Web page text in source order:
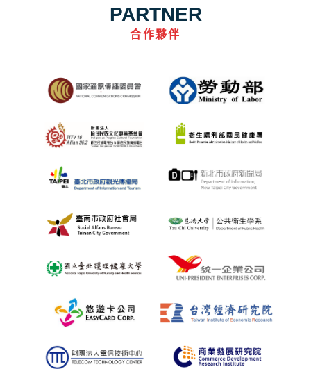
PARTNER
合作夥伴